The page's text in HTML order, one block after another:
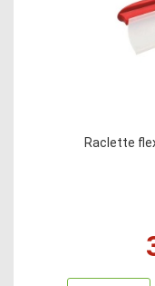
Raclette